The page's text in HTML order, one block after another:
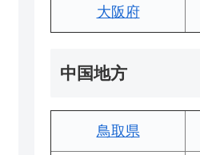
大阪府
中国地方
鳥取県